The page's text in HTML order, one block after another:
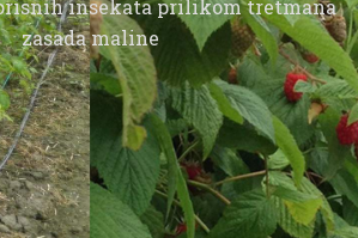
insekata prilikom tretmana
zasada maline